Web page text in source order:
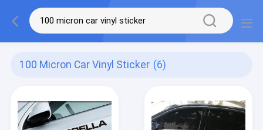
100 Micron Car Vinyl Sticker (6)